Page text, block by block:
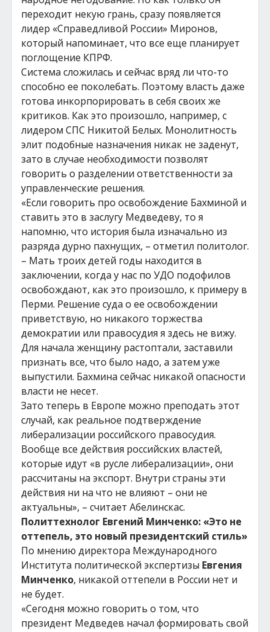
переходит некую грань, сразу появляется
лидер «Справедливой России» Миронов,
который напоминает, что все еще планирует
поглощение КПРФ.
Система сложилась и сейчас вряд ли что-то
способно ее поколебать. Поэтому власть даже
готова инкорпорировать в себя своих же
критиков. Как это произошло, например, с
лидером СПС Никитой Белых. Монолитность
элит подобные назначения никак не заденут,
зато в случае необходимости позволят
говорить о разделении ответственности за
управленческие решения.
«Если говорить про освобождение Бахминой и
ставить это в заслугу Медведеву, то я
напомню, что история была изначально из
разряда дурно пахнущих, – отметил политолог.
– Мать троих детей годы находится в
заключении, когда у нас по УДО подофилов
освобождают, как это произошло, к примеру в
Перми. Решение суда о ее освобождении
приветствую, но никакого торжества
демократии или правосудия я здесь не вижу.
Для начала женщину растоптали, заставили
признать все, что было надо, а затем уже
выпустили. Бахмина сейчас никакой опасности
власти не несет.
Зато теперь в Европе можно преподать этот
случай, как реальное подтверждение
либерализации российского правосудия.
Вообще все действия российских властей,
которые идут «в русле либерализации», они
рассчитаны на экспорт. Внутри страны эти
действия ни на что не влияют – они не
актуальны», – считает Абелинскас.
Политтехнолог Евгений Минченко: «Это не
оттепель, это новый президентский стиль»
По мнению директора Международного
Института политической экспертизы Евгения
Минченко, никакой оттепели в России нет и
не будет.
«Сегодня можно говорить о том, что
президент Медведев начал формировать свой